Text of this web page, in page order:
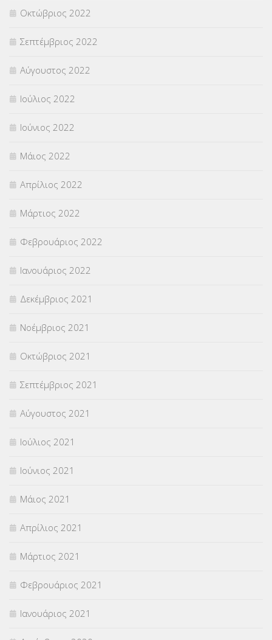
Οκτώβριος 2022
Σεπτέμβριος 2022
Αύγουστος 2022
Ιούλιος 2022
Ιούνιος 2022
Μάιος 2022
Απρίλιος 2022
Μάρτιος 2022
Φεβρουάριος 2022
Ιανουάριος 2022
Δεκέμβριος 2021
Νοέμβριος 2021
Οκτώβριος 2021
Σεπτέμβριος 2021
Αύγουστος 2021
Ιούλιος 2021
Ιούνιος 2021
Μάιος 2021
Απρίλιος 2021
Μάρτιος 2021
Φεβρουάριος 2021
Ιανουάριος 2021